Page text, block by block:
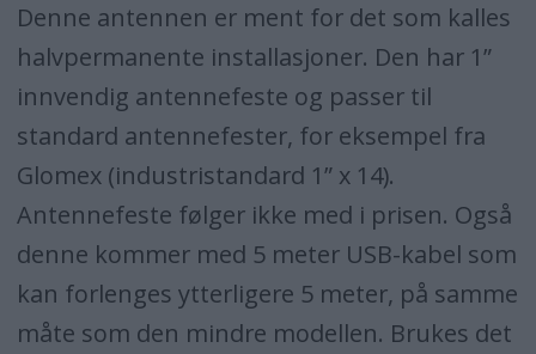
Denne antennen er ment for det som kalles
halvpermanente installasjoner. Den har 1”
innvendig antennefeste og passer til
standard antennefester, for eksempel fra
Glomex (industristandard 1” x 14).
Antennefeste følger ikke med i prisen. Også
denne kommer med 5 meter USB-kabel som
kan forlenges ytterligere 5 meter, på samme
måte som den mindre modellen. Brukes det